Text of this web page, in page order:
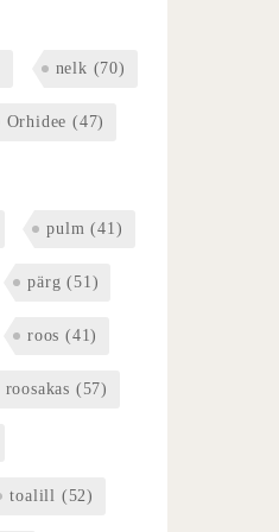
nelk (70)
Orhidee (47)
pulm (41)
pärg (51)
roos (41)
roosakas (57)
toalill (52)